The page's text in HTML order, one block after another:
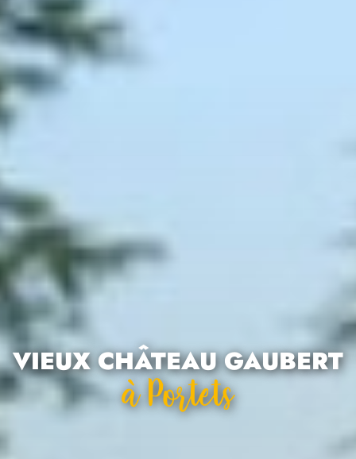
VIEUX CHÂTEAU GAUBERT
À Portets